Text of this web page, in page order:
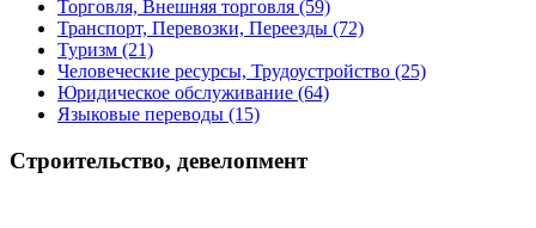
Торговля, Внешняя торговля (59)
Транспорт, Перевозки, Переезды (72)
Туризм (21)
Человеческие ресурсы, Трудоустройство (25)
Юридическое обслуживание (64)
Языковые переводы (15)
Строительство, девелопмент